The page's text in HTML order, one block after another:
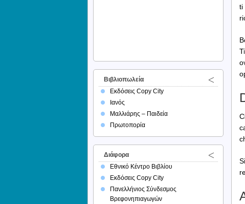
ti
Βιβλιοπωλεία
Εκδόσεις Copy City
Ιανός
Μαλλιάρης – Παιδεία
Πρωτοπορία
Διάφορα
Εθνικό Κέντρο Βιβλίου
Εκδόσεις Copy City
Πανελλήνιος Σύνδεσμος
Βρεφονηπιαγωγών